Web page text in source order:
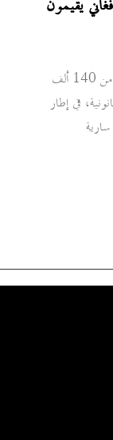
أكثر من 140 ألف أفغاني يقيمون
أعلنت وزارة الداخلية في إقليم البنجاب إعادة أكثر من 140 ألف
في إطار